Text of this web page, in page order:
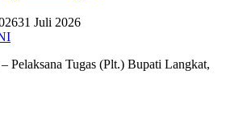
31 Juli 2026
Pelaksana Tugas (Plt.) Bupati Langkat,